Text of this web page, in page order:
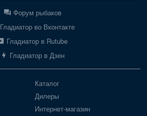
Форум рыбаков
Гладиатор во Вконтакте
Гладиатор в Rutube
Гладиатор в Дзен
Каталог
Дилеры
Интернет-магазин